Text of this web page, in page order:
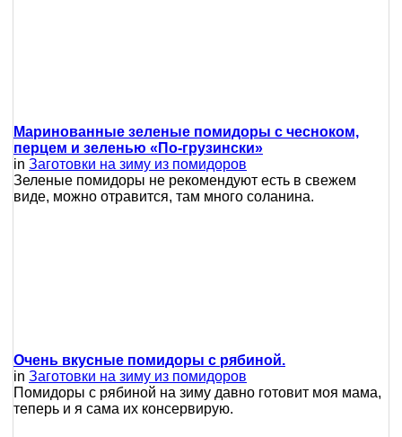
Маринованные зеленые помидоры с чесноком,
перцем и зеленью «По-грузински»
in Заготовки на зиму из помидоров
Зеленые помидоры не рекомендуют есть в свежем
виде, можно отравится, там много соланина.
Очень вкусные помидоры с рябиной.
in Заготовки на зиму из помидоров
Помидоры с рябиной на зиму давно готовит моя мама,
теперь и я сама их консервирую.